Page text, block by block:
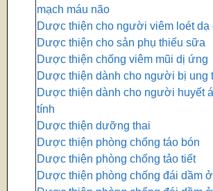
mạch máu não
Dược thiện cho người viêm loét dạ
Dược thiện cho sản phụ thiếu sữa
Dược thiện chống viêm mũi dị ứng
Dược thiện dành cho người bị ung
Dược thiện dành cho người huyết
tính
Dược thiện dưỡng thai
Dược thiện phòng chống táo bón
Dược thiện phòng chống tảo tiết
Dược thiện phòng chống đái dầm